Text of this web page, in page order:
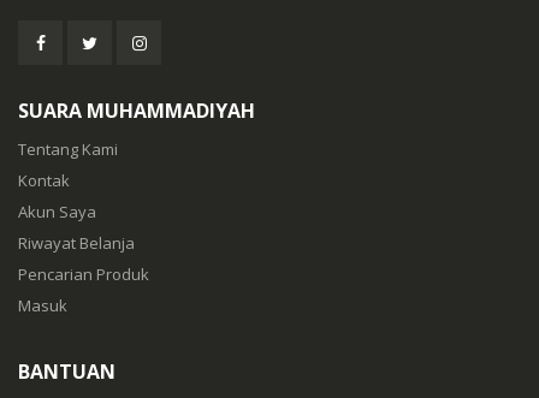
SUARA MUHAMMADIYAH
Tentang Kami
Kontak
Akun Saya
Riwayat Belanja
Pencarian Produk
Masuk
BANTUAN